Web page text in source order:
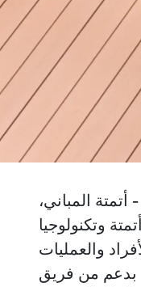
المباني،
وتكنولوجيا
والعمليات
بدعم من فريق